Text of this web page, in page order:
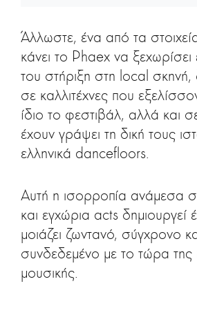
Άλλωστε, ένα από τα
κάνει το Phaex να ξεχωρίσει
του στήριξη στη local
σε καλλιτέχνες που
ίδιο το φεστιβάλ, αλλά και
έχουν γράψει τη δική τους
ελληνικά dancefloors.
Αυτή η ισορροπία ανάμεσα
και εγχώρια acts δημιουργεί
μοιάζει ζωντανό, σύγχρονο
συνδεδεμένο με το τώρα της
μουσικής.